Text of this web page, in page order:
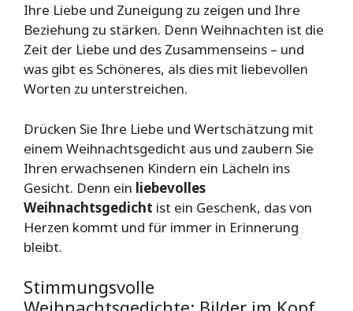
Ihre Liebe und Zuneigung zu zeigen und Ihre
Beziehung zu stärken. Denn Weihnachten ist die
Zeit der Liebe und des Zusammenseins – und
was gibt es Schöneres, als dies mit liebevollen
Worten zu unterstreichen.
Drücken Sie Ihre Liebe und Wertschätzung mit
einem Weihnachtsgedicht aus und zaubern Sie
Ihren erwachsenen Kindern ein Lächeln ins
Gesicht. Denn ein liebevolles
Weihnachtsgedicht ist ein Geschenk, das von
Herzen kommt und für immer in Erinnerung
bleibt.
Stimmungsvolle